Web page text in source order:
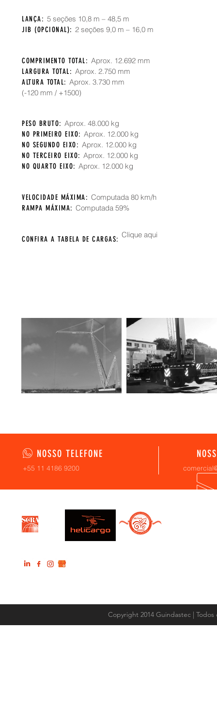
LANÇA: 5 seções 10,8 m – 48,5 m
JIB (OPCIONAL): 2 seções 9,0 m – 16,0 m
COMPRIMENTO TOTAL: Aprox. 12.692 mm
LARGURA TOTAL: Aprox. 2.750 mm
ALTURA TOTAL: Aprox. 3.730 mm
(-120 mm / +1500)
PESO BRUTO: Aprox. 48.000 kg
NO PRIMEIRO EIXO: Aprox. 12.000 kg
NO SEGUNDO EIXO: Aprox. 12.000 kg
NO TERCEIRO EIXO: Aprox. 12.000 kg
NO QUARTO EIXO: Aprox. 12.000 kg
VELOCIDADE MÁXIMA: Computada 80 km/h
RAMPA MÁXIMA: Computada 59%
CONFIRA A TABELA DE CARGAS: Clique aqui
NOSSO TELEFONE
+55 11 4186 9200
Copyright 2014 Guindastec |